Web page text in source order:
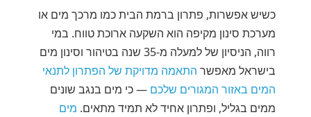
כשיש אפשרות, פתרון ברמת הבית כמו מרכך מים או
מערכת סינון מקיפה הוא השקעה ארוכת טווח. במי
רווה, הניסיון של למעלה מ-35 שנה בטיהור וסינון מים
בישראל מאפשר התאמה מדויקת של הפתרון לתנאי
המים באזור המגורים שלכם — כי מים בנגב שונים
ממים בגליל, ופתרון אחיד לא תמיד מתאים. מים